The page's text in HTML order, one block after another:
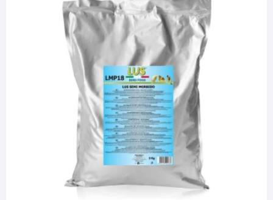
precios:
desde
6,95 €
26,95 €